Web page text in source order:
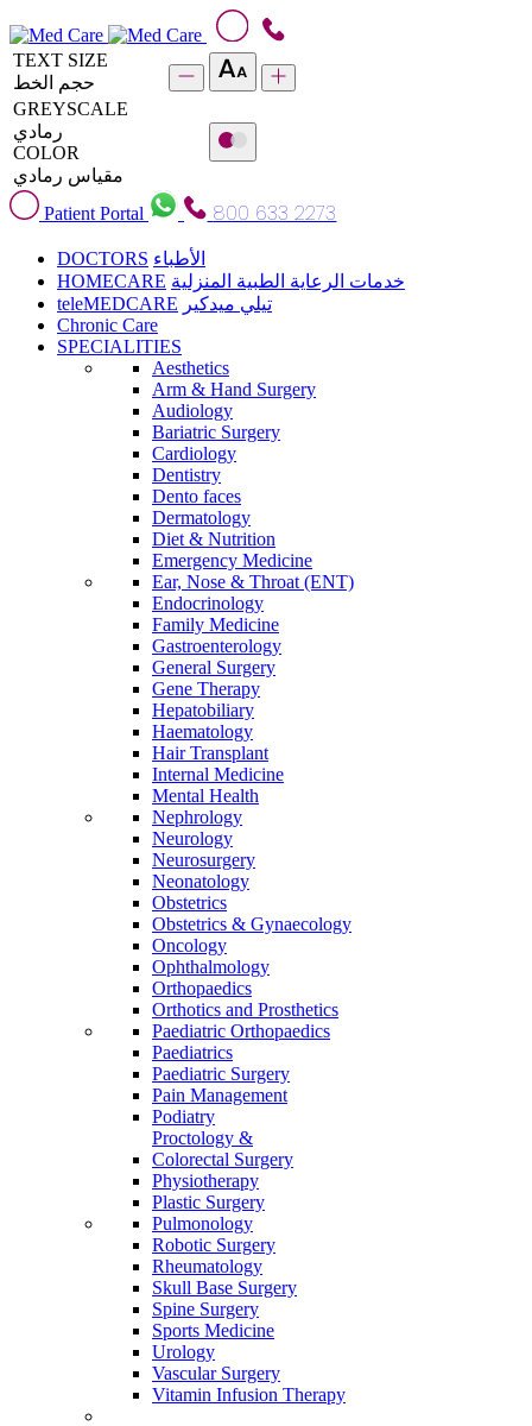
TEXT SIZE
حجم الخط
GREYSCALE
رمادي
COLOR
مقياس رمادي
Patient Portal
800 633 2273
DOCTORS الأطباء
HOMECARE خدمات الرعاية الطبية المنزلية
teleMEDCARE تيلي ميدكير
Chronic Care
SPECIALITIES
Aesthetics
Arm & Hand Surgery
Audiology
Bariatric Surgery
Cardiology
Dentistry
Dento faces
Dermatology
Diet & Nutrition
Emergency Medicine
Ear, Nose & Throat (ENT)
Endocrinology
Family Medicine
Gastroenterology
General Surgery
Gene Therapy
Hepatobiliary
Haematology
Hair Transplant
Internal Medicine
Mental Health
Nephrology
Neurology
Neurosurgery
Neonatology
Obstetrics
Obstetrics & Gynaecology
Oncology
Ophthalmology
Orthopaedics
Orthotics and Prosthetics
Paediatric Orthopaedics
Paediatrics
Paediatric Surgery
Pain Management
Podiatry
Proctology &
Colorectal Surgery
Physiotherapy
Plastic Surgery
Pulmonology
Robotic Surgery
Rheumatology
Skull Base Surgery
Spine Surgery
Sports Medicine
Urology
Vascular Surgery
Vitamin Infusion Therapy